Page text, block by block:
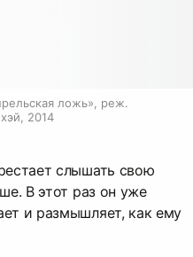
ложь», реж.
2014
слышать свою
В этот раз он уже
и размышляет, как ему